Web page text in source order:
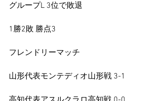
グループL 3位で敗退
1勝2敗 勝点3
フレンドリーマッチ
山形代表モンテディオ山形戦 3-1